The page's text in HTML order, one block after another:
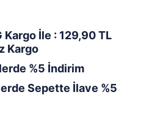
Kargo İle : 129,90 TL
Kargo
%5 İndirim
Sepette İlave %5